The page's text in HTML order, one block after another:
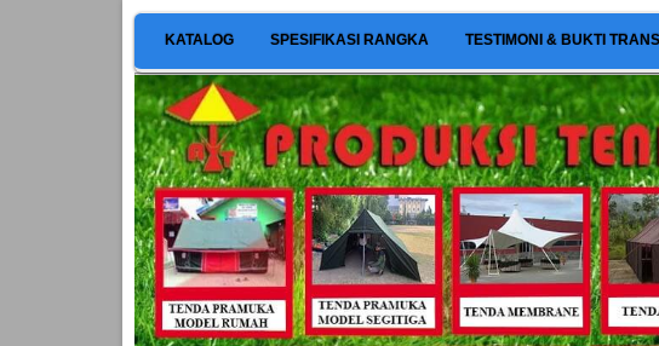
KATALOG SPESIFIKASI RANGKA TESTIMONI & BUKTI